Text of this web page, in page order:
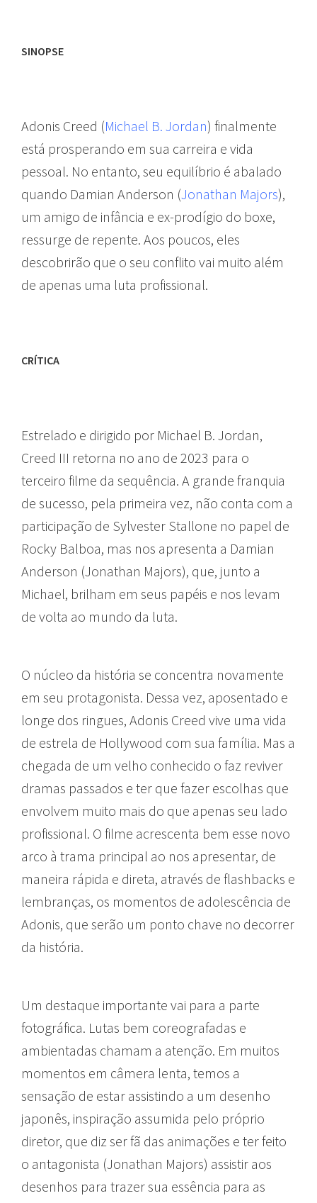
SINOPSE
Adonis Creed (Michael B. Jordan) finalmente
está prosperando em sua carreira e vida
pessoal. No entanto, seu equilíbrio é abalado
quando Damian Anderson (Jonathan Majors),
um amigo de infância e ex-prodígio do boxe,
ressurge de repente. Aos poucos, eles
descobrirão que o seu conflito vai muito além
de apenas uma luta profissional.
CRÍTICA
Estrelado e dirigido por Michael B. Jordan,
Creed III retorna no ano de 2023 para o
terceiro filme da sequência. A grande franquia
de sucesso, pela primeira vez, não conta com a
participação de Sylvester Stallone no papel de
Rocky Balboa, mas nos apresenta a Damian
Anderson (Jonathan Majors), que, junto a
Michael, brilham em seus papéis e nos levam
de volta ao mundo da luta.
O núcleo da história se concentra novamente
em seu protagonista. Dessa vez, aposentado e
longe dos ringues, Adonis Creed vive uma vida
de estrela de Hollywood com sua família. Mas a
chegada de um velho conhecido o faz reviver
dramas passados e ter que fazer escolhas que
envolvem muito mais do que apenas seu lado
profissional. O filme acrescenta bem esse novo
arco à trama principal ao nos apresentar, de
maneira rápida e direta, através de flashbacks e
lembranças, os momentos de adolescência de
Adonis, que serão um ponto chave no decorrer
da história.
Um destaque importante vai para a parte
fotográfica. Lutas bem coreografadas e
ambientadas chamam a atenção. Em muitos
momentos em câmera lenta, temos a
sensação de estar assistindo a um desenho
japonês, inspiração assumida pelo próprio
diretor, que diz ser fã das animações e ter feito
o antagonista (Jonathan Majors) assistir aos
desenhos para trazer sua essência para as